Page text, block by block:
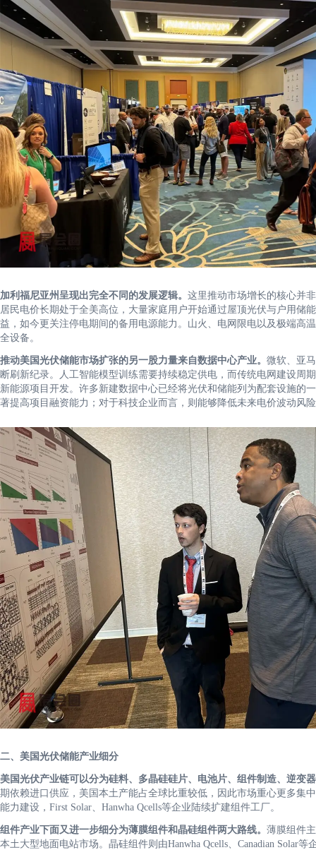
加利福尼亚州呈现出完全不同的发展逻辑。 这里推动市场增长的核心并
居民电价长期处于全美高位，大量家庭用户开始通过屋顶光伏与户用储
益，如今更关注停电期间的备用电源能力。山火、电网限电以及极端高
全设备。
推动美国光伏储能市场扩张的另一股力量来自数据中心产业。 微软、亚
断刷新纪录。人工智能模型训练需要持续稳定供电，而传统电网建设周
新能源项目开发。许多新建数据中心已经将光伏和储能列为配套设施的
著提高项目融资能力；对于科技企业而言，则能够降低未来电价波动风
二、美国光伏储能产业细分
美国光伏产业链可以分为硅料、多晶硅硅片、电池片、组件制造、逆变
期依赖进口供应，美国本土产能占全球比重较低，因此市场重心更多集
能力建设，First Solar、Hanwha Qcells等企业陆续扩建组件工厂。
组件产业下面又进一步细分为薄膜组件和晶硅组件两大路线。 薄膜组件
本土大型地面电站市场。晶硅组件则由Hanwha Qcells、Canadian Solar